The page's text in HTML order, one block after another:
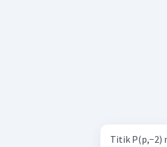
Titik P(p,−2)